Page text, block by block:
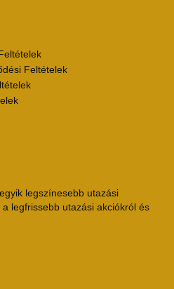
Feltételek
legszínesebb utazási
legfrissebb utazási akciókról és